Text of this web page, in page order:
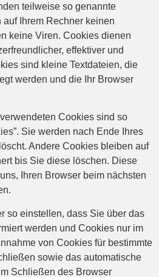
teilweise so genannte
Ihrem Rechner keinen
keine Viren. Cookies dienen
effektiver und
sind kleine Textdateien, die
werden und die Ihr Browser
Cookies sind so
Sie werden nach Ende Ihres
Andere Cookies bleiben auf
bis Sie diese löschen. Diese
Ihren Browser beim nächsten
so einstellen, dass Sie über das
werden und Cookies nur im
von Cookies für bestimmte
sowie das automatische
Schließen des Browser